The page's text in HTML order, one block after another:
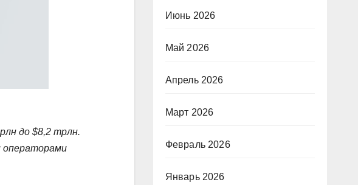
до $8,2 трлн.
операторами
Июнь 2026
Май 2026
Апрель 2026
Март 2026
Февраль 2026
Январь 2026